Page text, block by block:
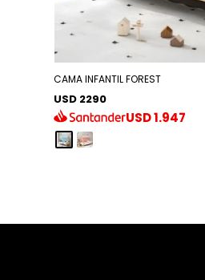
CAMA INFANTIL FOREST
USD 2290
USD1.947